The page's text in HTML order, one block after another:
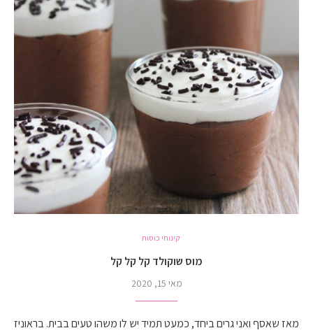
קינוחי כוסות
מוס שוקולד קל קל קל
מאי 15, 2020
מאז שאסף ואני גרים ביחד, כמעט תמיד יש לו משהו טעים בבית. בראוניז